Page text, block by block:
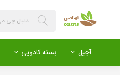
آجیل بسته کادویی